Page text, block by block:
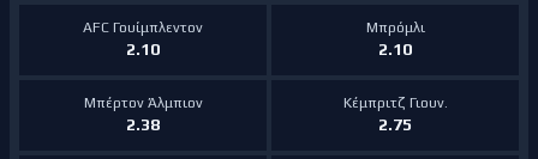
AFC Γουίμπλεντον
2.10
Μπρόμλι
2.10
Μπέρτον Άλμπιον
2.38
Κέμπριτζ Γιουν.
2.75